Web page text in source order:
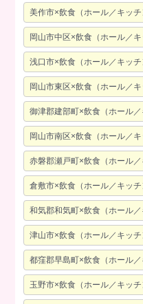
美作市×飲食（ホール／キッ
岡山市中区×飲食（ホール／
浅口市×飲食（ホール／キッ
岡山市東区×飲食（ホール／
御津郡建部町×飲食（ホール
岡山市南区×飲食（ホール／
赤磐郡瀬戸町×飲食（ホール
倉敷市×飲食（ホール／キッ
和気郡和気町×飲食（ホール
津山市×飲食（ホール／キッ
都窪郡早島町×飲食（ホール
玉野市×飲食（ホール／キッ